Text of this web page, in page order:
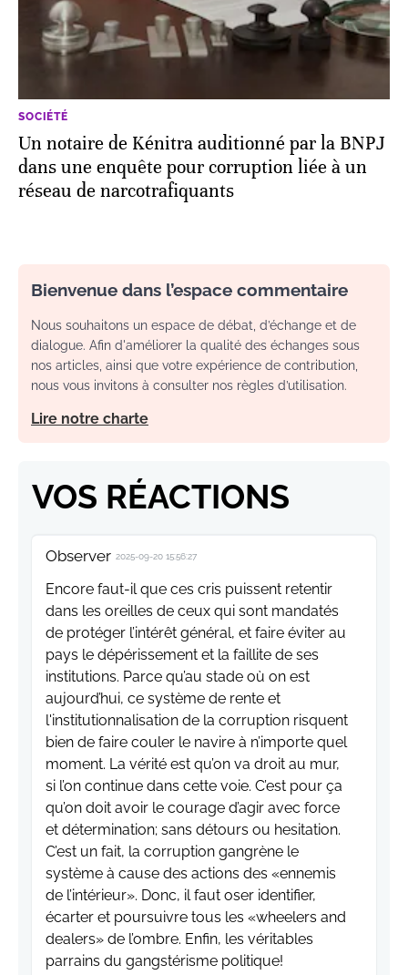
SOCIÉTÉ
Un notaire de Kénitra auditionné par la BNPJ
dans une enquête pour corruption liée à un
réseau de narcotrafiquants
Bienvenue dans l’espace commentaire
Nous souhaitons un espace de débat, d’échange et de
dialogue. Afin d'améliorer la qualité des échanges sous
nos articles, ainsi que votre expérience de contribution,
nous vous invitons à consulter nos règles d’utilisation.
Lire notre charte
VOS RÉACTIONS
Observer 2025-09-20 15:56:27
Encore faut-il que ces cris puissent retentir
dans les oreilles de ceux qui sont mandatés
de protéger l’intérêt général, et faire éviter au
pays le dépérissement et la faillite de ses
institutions. Parce qu’au stade où on est
aujourd’hui, ce système de rente et
l'institutionnalisation de la corruption risquent
bien de faire couler le navire à n’importe quel
moment. La vérité est qu’on va droit au mur,
si l’on continue dans cette voie. C’est pour ça
qu’on doit avoir le courage d’agir avec force
et détermination; sans détours ou hesitation.
C’est un fait, la corruption gangrène le
système à cause des actions des «ennemis
de l’intérieur». Donc, il faut oser identifier,
écarter et poursuivre tous les «wheelers and
dealers» de l’ombre. Enfin, les véritables
parrains du gangstérisme politique!